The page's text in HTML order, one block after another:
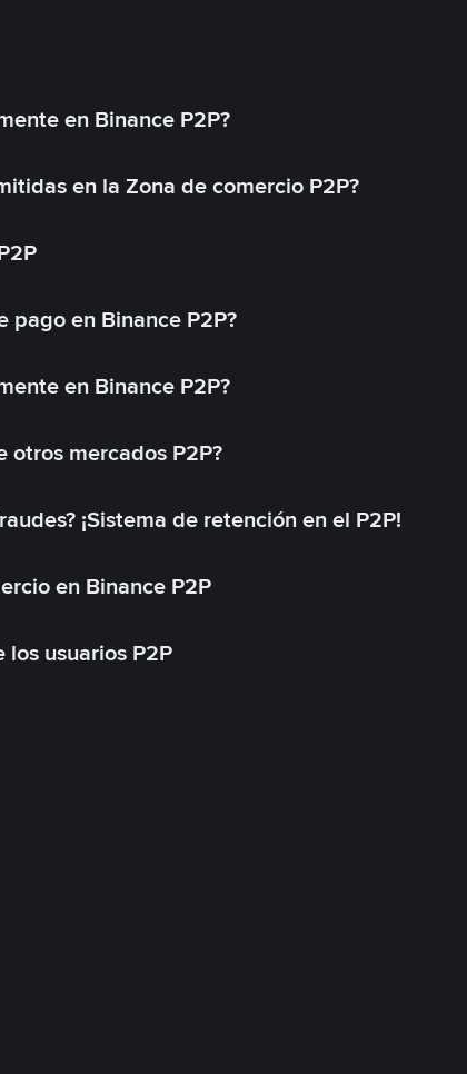
en Binance P2P?
en la Zona de comercio P2P?
pago en Binance P2P?
en Binance P2P?
otros mercados P2P?
¡Sistema de retención en el P2P!
en Binance P2P
usuarios P2P